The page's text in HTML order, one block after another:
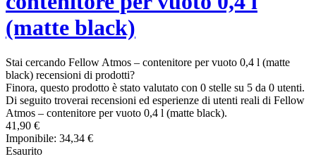
(matte black)
Stai cercando Fellow Atmos – contenitore per vuoto 0,4 l (matte
black) recensioni di prodotti?
Finora, questo prodotto è stato valutato con 0 stelle su 5 da 0 utenti.
Di seguito troverai recensioni ed esperienze di utenti reali di Fellow
Atmos – contenitore per vuoto 0,4 l (matte black).
41,90 €
Imponibile: 34,34 €
Esaurito